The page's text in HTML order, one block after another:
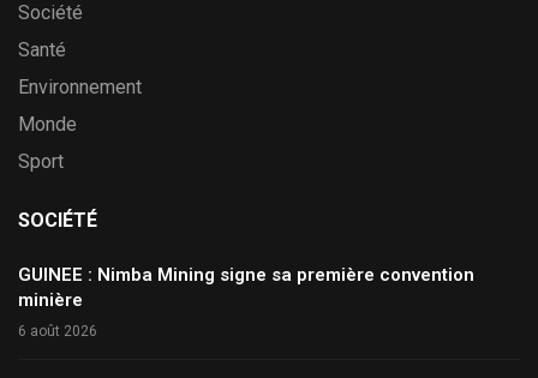
Société
Santé
Environnement
Monde
Sport
SOCIÉTÉ
GUINEE : Nimba Mining signe sa première convention
minière
6 août 2026